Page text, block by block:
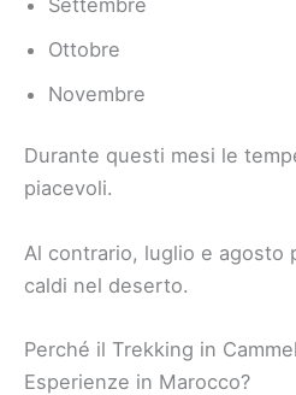
Ottobre
Novembre
Durante questi mesi le
piacevoli.
Al contrario, luglio e agosto
caldi nel deserto.
Perché il Trekking in
Esperienze in Marocco?